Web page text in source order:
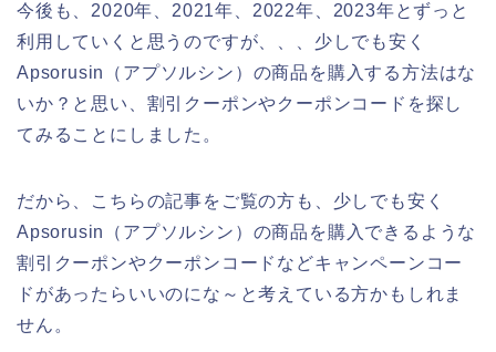
今後も、2020年、2021年、2022年、2023年とずっと
利用していくと思うのですが、、、少しでも安く
Apsorusin（アプソルシン）の商品を購入する方法はな
いか？と思い、割引クーポンやクーポンコードを探し
てみることにしました。
だから、こちらの記事をご覧の方も、少しでも安く
Apsorusin（アプソルシン）の商品を購入できるような
割引クーポンやクーポンコードなどキャンペーンコー
ドがあったらいいのにな～と考えている方かもしれま
せん。